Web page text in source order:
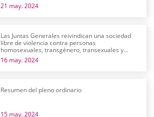
21 may. 2024
Las Juntas Generales reivindican una sociedad
libre de violencia contra personas
homosexuales, transgénero, transexuales y
bisexuales
16 may. 2024
Resumen del pleno ordinario
15 may. 2024